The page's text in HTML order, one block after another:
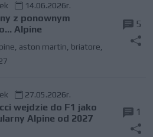
14.06.2026r.
z ponownym
Alpine
aston martin briatore
5
27.05.2026r.
wejdzie do F1 jako
Alpine od 2027
1